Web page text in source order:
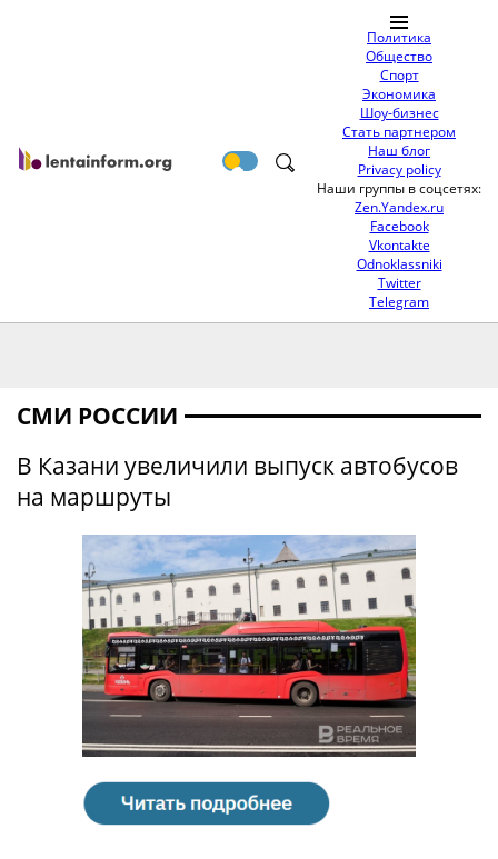
Политика
Общество
Спорт
Экономика
Шоу-бизнес
Стать партнером
Наш блог
Privacy policy
Наши группы в соцсетях:
Zen.Yandex.ru
Facebook
Vkontakte
Odnoklassniki
Twitter
Telegram
СМИ РОССИИ
В Казани увеличили выпуск автобусов
на маршруты